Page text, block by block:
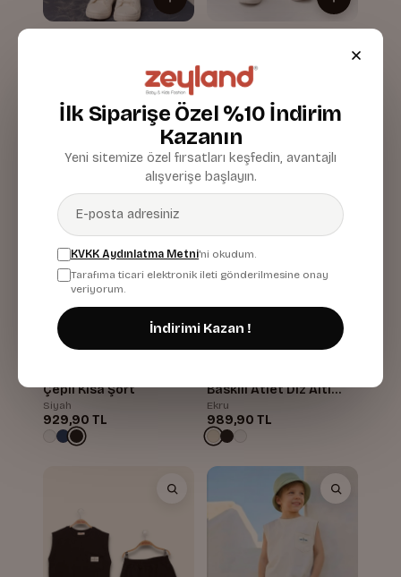
Lacivert
929,90 TL
Çepli Kısa Şort
Siyah
929,90 TL
Baskılı Atlet Diz Altı
Şort Takım
Ekru
989,90 TL
İlk Siparişe Özel %10 İndirim
Kazanın
Yeni sitemize özel fırsatları keşfedin, avantajlı
alışverişe başlayın.
KVKK Aydınlatma Metni'ni okudum.
Tarafıma ticari elektronik ileti gönderilmesine onay
veriyorum.
İndirimi Kazan !